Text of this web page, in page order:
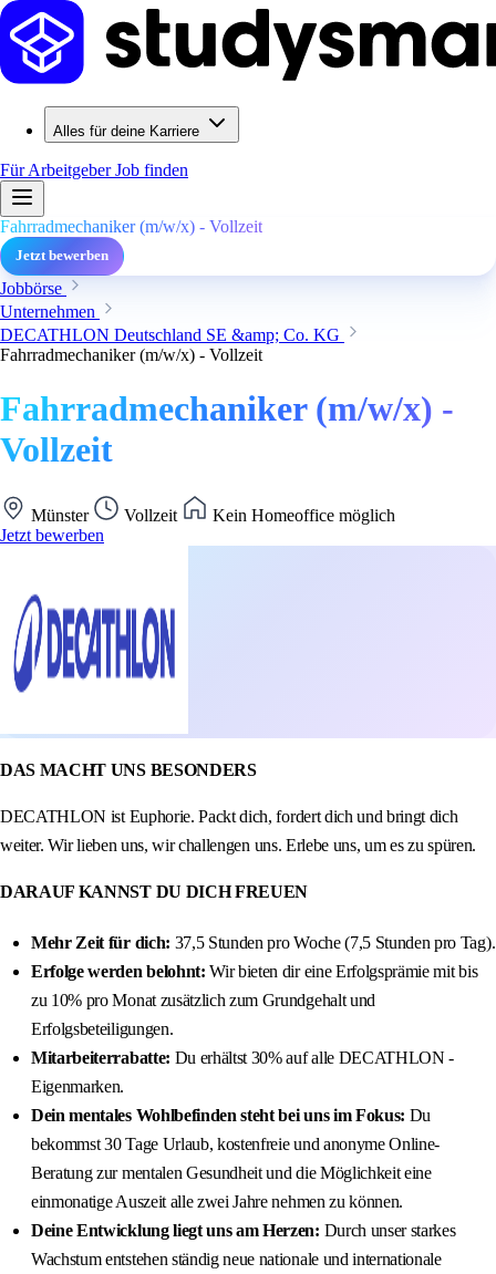
Alles für deine Karriere
Für ArbeitgeberJob finden
Fahrradmechaniker (m/w/x) - Vollzeit
Jetzt bewerben
Jobbörse
Unternehmen
DECATHLON Deutschland SE &amp; Co. KG
Fahrradmechaniker (m/w/x) - Vollzeit
Fahrradmechaniker (m/w/x) -
Vollzeit
Münster Vollzeit
Kein Homeoffice möglich
Jetzt bewerben
DAS MACHT UNS BESONDERS
DECATHLON ist Euphorie. Packt dich, fordert dich und bringt dich
weiter. Wir lieben uns, wir challengen uns. Erlebe uns, um es zu spüren.
DARAUF KANNST DU DICH FREUEN
Mehr Zeit für dich: 37,5 Stunden pro Woche (7,5 Stunden pro Tag).
Erfolge werden belohnt:Wir bieten dir eine Erfolgsprämie mit bis
zu 10% pro Monat zusätzlich zum Grundgehalt und
Erfolgsbeteiligungen.
Mitarbeiterrabatte: Du erhältst 30% auf alle DECATHLON -
Eigenmarken.
Dein mentales Wohlbefinden steht bei uns im Fokus: Du
bekommst 30 Tage Urlaub, kostenfreie und anonyme Online-
Beratung zur mentalen Gesundheit und die Möglichkeit eine
einmonatige Auszeit alle zwei Jahre nehmen zu können.
Deine Entwicklung liegt uns am Herzen: Durch unser starkes
Wachstum entstehen ständig neue nationale und internationale